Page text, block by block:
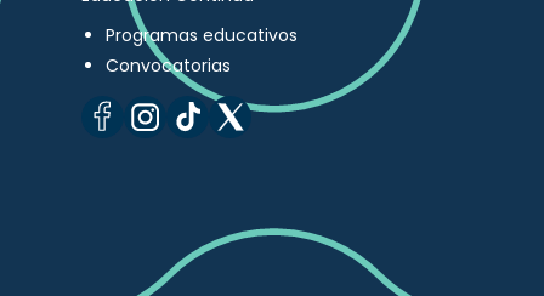
Programas educativos
Convocatorias